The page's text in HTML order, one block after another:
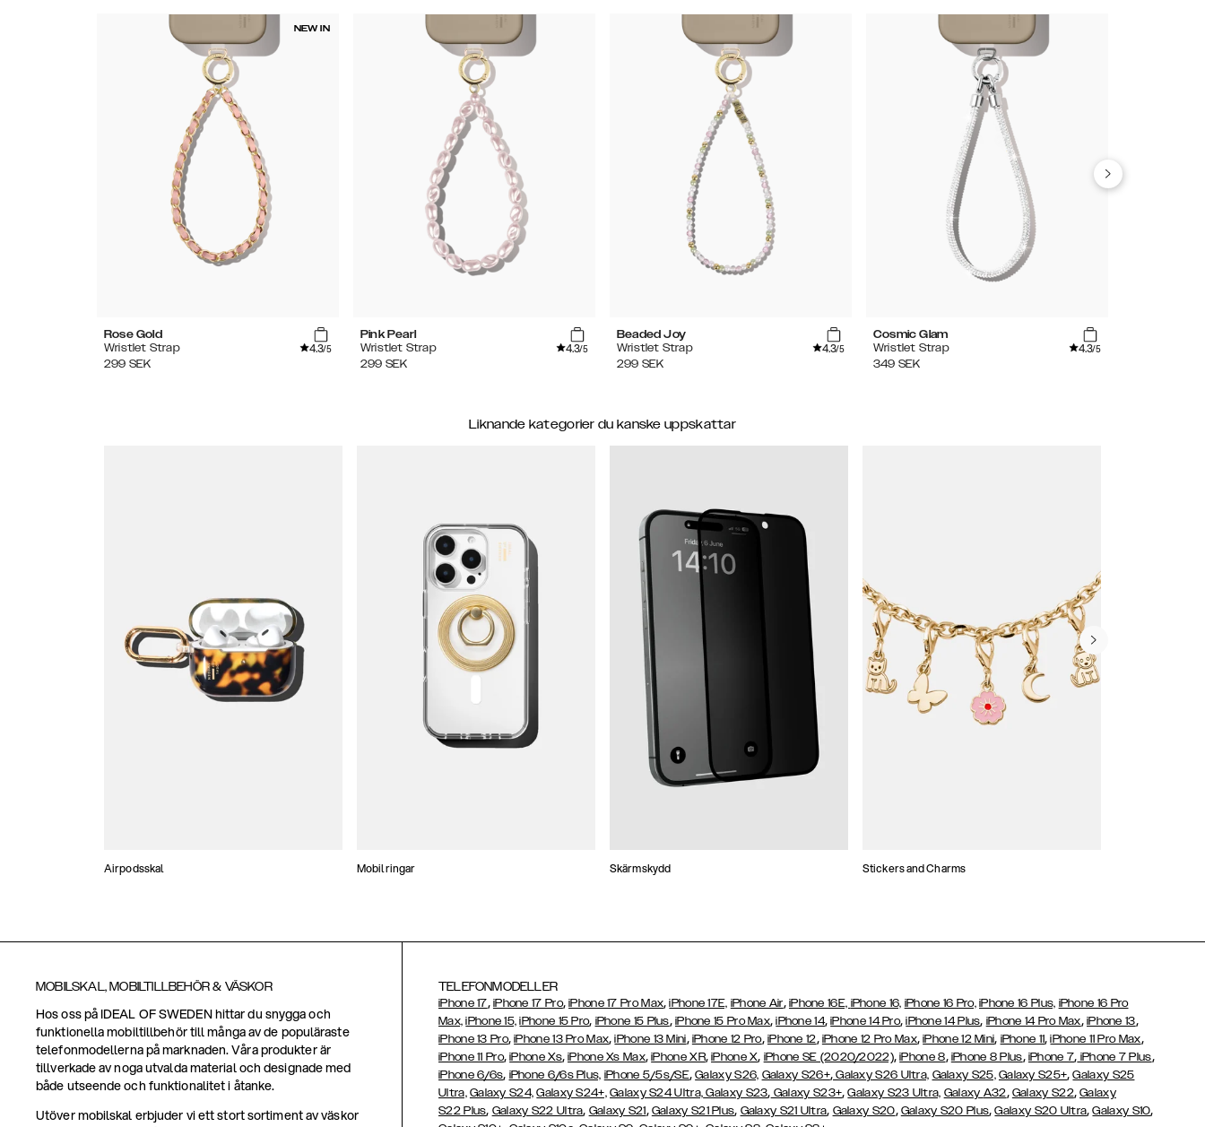
NEW IN
Rose Gold
Wristlet Strap
4.3/5
299 SEK
Pink Pearl
Wristlet Strap
4.3/5
299 SEK
Beaded Joy
Wristlet Strap
4.3/5
299 SEK
Cosmic Glam
Wristlet Strap
4.3/5
349 SEK
Liknande kategorier du kanske uppskattar
Airpodsskal Mobilringar Skärmskydd Stickers and Charms
MOBILSKAL, MOBILTILLBEHÖR & VÄSKOR
Hos oss på IDEAL OF SWEDEN hittar du snygga och
funktionella mobiltillbehör till många av de populäraste
telefonmodellerna på marknaden. Våra produkter är
tillverkade av noga utvalda material och designade med
både utseende och funktionalitet i åtanke.
Utöver mobilskal erbjuder vi ett stort sortiment av väskor
TELEFONMODELLER
iPhone 17, iPhone 17 Pro,iPhone 17 Pro Max,iPhone 17E, iPhone Air, iPhone 16E, iPhone 16, iPhone 16 Pro, iPhone 16 Plus, iPhone 16 Pro
Max, iPhone 15, iPhone 15 Pro, iPhone 15 Plus, iPhone 15 Pro Max,iPhone 14,iPhone 14 Pro,iPhone 14 Plus, iPhone 14 Pro Max, iPhone 13,
iPhone 13 Pro,iPhone 13 Pro Max,iPhone 13 Mini, iPhone 12 Pro, iPhone 12, iPhone 12 Pro Max,iPhone 12 Mini, iPhone 11,iPhone 11 Pro Max,
iPhone 11 Pro,iPhone Xs,iPhone Xs Max,iPhone XR,iPhone X, iPhone SE (2020/2022),iPhone 8, iPhone 8 Plus, iPhone 7, iPhone 7 Plus,
iPhone 6/6s, iPhone 6/6s Plus, iPhone 5/5s/SE,Galaxy S26, Galaxy S26+,Galaxy S26 Ultra, Galaxy S25, Galaxy S25+,Galaxy S25
Ultra, Galaxy S24, Galaxy S24+, Galaxy S24 Ultra, Galaxy S23, Galaxy S23+,Galaxy S23 Ultra, Galaxy A32, Galaxy S22,Galaxy
S22 Plus, Galaxy S22 Ultra, Galaxy S21, Galaxy S21 Plus, Galaxy S21 Ultra, Galaxy S20, Galaxy S20 Plus,Galaxy S20 Ultra,Galaxy S10,